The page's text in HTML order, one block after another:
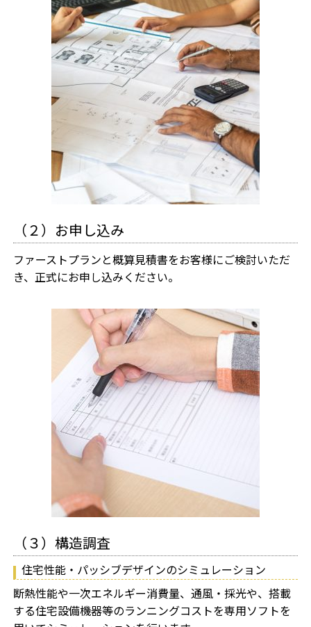
（２）お申し込み
ファーストプランと概算見積書をお客様にご検討いただ
き、正式にお申し込みください。
（３）構造調査
住宅性能・パッシブデザインのシミュレーション
断熱性能や一次エネルギー消費量、通風・採光や、搭載
する住宅設備機器等のランニングコストを専用ソフトを